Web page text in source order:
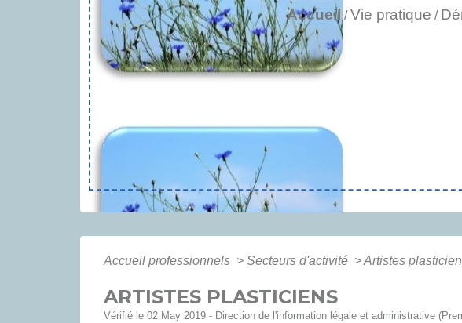
Accueil /Vie pratique /
Accueil professionnels > Secteurs d'activité >Artistes
ARTISTES PLASTICIENS
Vérifié le 02 May 2019 - Direction de l'information légale et administrative